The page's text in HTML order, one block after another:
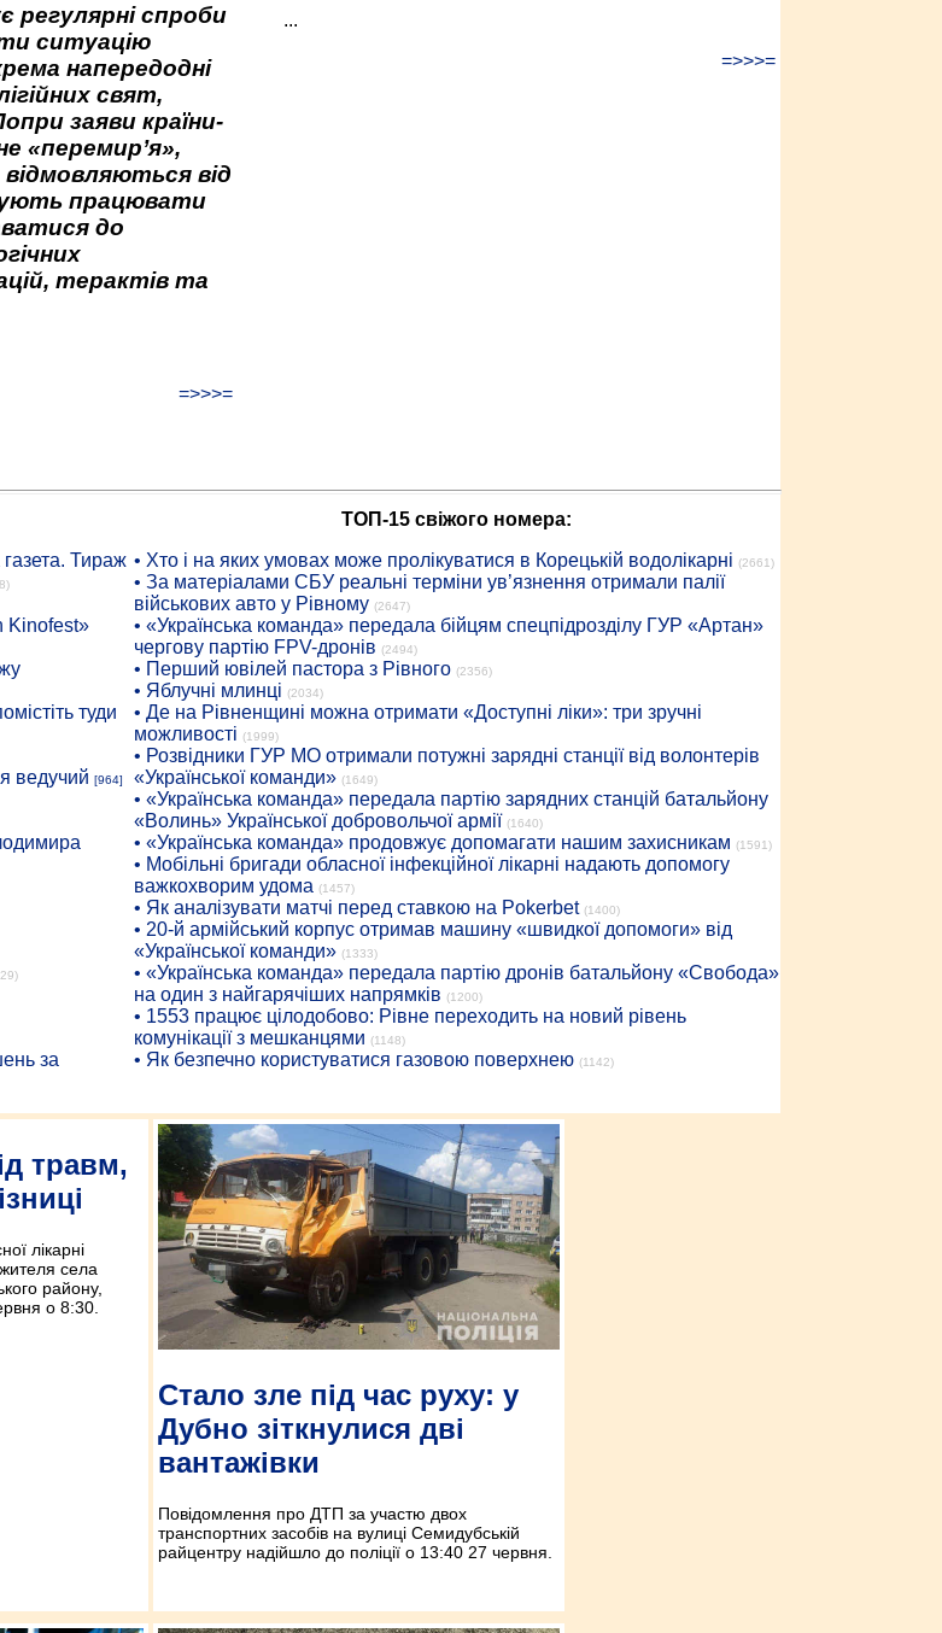
регулярні спроби
ситуацію
напередодні
свят,
заяви країни-
«перемир’я»,
від
працювати
до
терактів та
=>>>=
...
=>>>=
Тираж
Kinofest»
туди
ведучий [964]
за
ТОП-15 свіжого номера:
• Хто і на яких умовах може пролікуватися в Корецькій водолікарні (2661)
• За матеріалами СБУ реальні терміни ув’язнення отримали палії
військових авто у Рівному (2647)
• «Українська команда» передала бійцям спецпідрозділу ГУР «Артан»
чергову партію FPV-дронів (2494)
• Перший ювілей пастора з Рівного (2356)
• Яблучні млинці (2034)
• Де на Рівненщині можна отримати «Доступні ліки»: три зручні
можливості (1999)
• Розвідники ГУР МО отримали потужні зарядні станції від волонтерів
«Української команди» (1649)
• «Українська команда» передала партію зарядних станцій батальйону
«Волинь» Української добровольчої армії (1640)
• «Українська команда» продовжує допомагати нашим захисникам (1591)
• Мобільні бригади обласної інфекційної лікарні надають допомогу
важкохворим удома (1457)
• Як аналізувати матчі перед ставкою на Pokerbet (1400)
• 20-й армійський корпус отримав машину «швидкої допомоги» від
«Української команди» (1333)
• «Українська команда» передала партію дронів батальйону «Свобода»
на один з найгарячіших напрямків (1200)
• 1553 працює цілодобово: Рівне переходить на новий рівень
комунікації з мешканцями (1148)
• Як безпечно користуватися газовою поверхнею (1142)
травм,
лікарні
села
району,
о 8:30.
Стало зле під час руху: у
Дубно зіткнулися дві
вантажівки
Повідомлення про ДТП за участю двох
транспортних засобів на вулиці Семидубській
райцентру надійшло до поліції о 13:40 27 червня.